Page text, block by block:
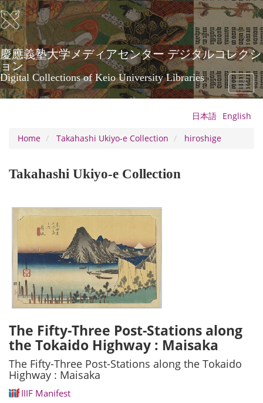
Skip
to
main
content
慶應義塾大学メディアセンター デジタルコレクシ
ョン
Digital Collections of Keio University Libraries
Toggle
日本語 English
Home
Takahashi Ukiyo-e Collection hiroshige
Takahashi Ukiyo-e Collection
The Fifty-Three Post-Stations along
the Tokaido Highway : Maisaka
The Fifty-Three Post-Stations along the Tokaido
Highway : Maisaka
IIIF Manifest